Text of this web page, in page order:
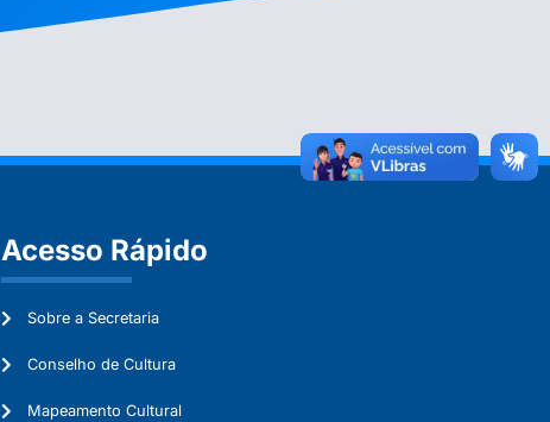
Acesso Rápido
Sobre a Secretaria
Conselho de Cultura
Mapeamento Cultural